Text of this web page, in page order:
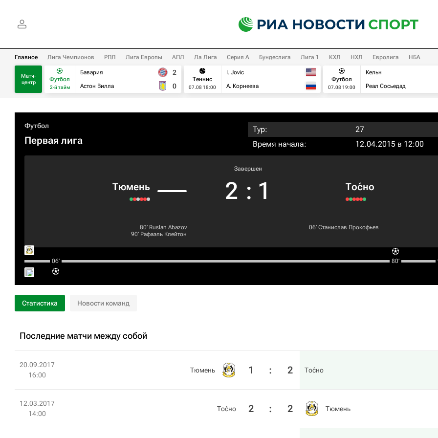
Главное Лига Чемпионов РПЛ Лига Европы АПЛ Ла Лига Серия А Бундеслига Лига 1 КХЛ НХЛ Евролига НБА
Матч-
центр
Футбол
2-й тайм
Бавария
Астон Вилла
2
0
Теннис
07.08 18:00
I. Jovic
А. Корнеева
Футбол
07.08 19:00
Кельн
Реал Сосьедад
Футбол
Первая лига
Тур:
27
Время начала:
12.04.2015 в 12:00
Тюмень
Завершен
2 : 1 То́сно
80‎’‎ Ruslan Abazov
90‎’‎ Рафаэль Клейтон
06‎’‎ Станислав Прокофьев
06‎’‎ 80‎’‎
Статистика Новости команд
Последние матчи между собой
20.09.2017
16:00
Тюмень 1 : 2 То́сно
12.03.2017
14:00
То́сно 2 : 2 Тюмень